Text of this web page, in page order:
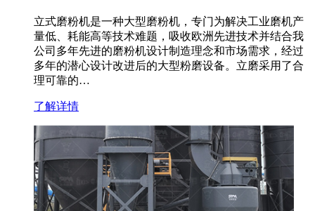
立式磨粉机是一种大型磨粉机，专门为解决工业磨机产
量低、耗能高等技术难题，吸收欧洲先进技术并结合我
公司多年先进的磨粉机设计制造理念和市场需求，经过
多年的潜心设计改进后的大型粉磨设备。立磨采用了合
理可靠的…
了解详情